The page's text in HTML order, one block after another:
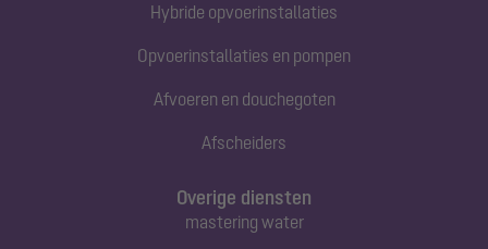
Hybride opvoerinstallaties
Opvoerinstallaties en pompen
Afvoeren en douchegoten
Afscheiders
Overige diensten
mastering water